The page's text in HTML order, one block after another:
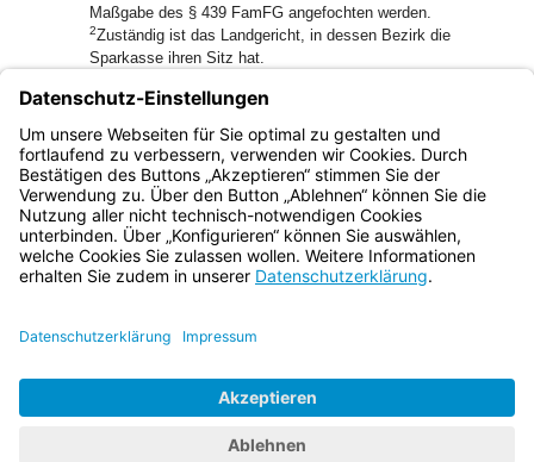
Maßgabe des § 439 FamFG angefochten werden.
2Zuständig ist das Landgericht, in dessen Bezirk die
Sparkasse ihren Sitz hat.
(2) Der auf die Beschwerde ergangene Beschluss ist,
soweit er die Kraftloserklärung aufhebt, nach Eintritt der
Rechtskraft in der in Art. 39 Abs. 2 für die Kraftloserklärung
vorgeschriebenen Weise zu veröffentlichen.
Bayern.de
BayernPortal
Impressum